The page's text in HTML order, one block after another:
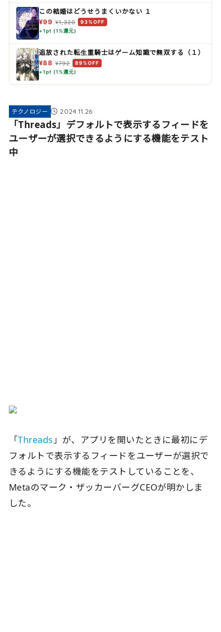
この結婚はどうせうまくいかない １
¥99 ¥1,320
93%OFF
+1pt (1%還元)
追放された転生重騎士はゲーム知識で無双する（１）
¥88 ¥792
89%OFF
+1pt (1%還元)
テクノロジー 2024.11.26
「Threads」デフォルトで表示するフィードを
ユーザーが選択できるようにする機能をテスト
中
「Threads」が、アプリを開いたときに最初にデ
フォルトで表示するフィードをユーザーが選択で
きるようにする機能をテストしていることを、
Metaのマーク・ザッカーバーグCEOが明かしま
した。